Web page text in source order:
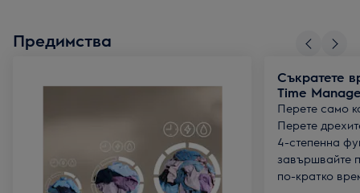
Предимства
Съкратете
Time
Перете само
Перете
4-степенна
завършвайте
по-кратко